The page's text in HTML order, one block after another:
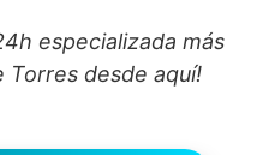
especializada más
Torres desde aquí!